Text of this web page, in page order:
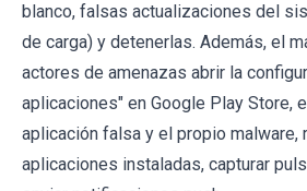
blanco, falsas actualizaciones del
de carga) y detenerlas. Además, el
actores de amenazas abrir la
aplicaciones" en Google Play Store,
aplicación falsa y el propio malware,
aplicaciones instaladas, capturar